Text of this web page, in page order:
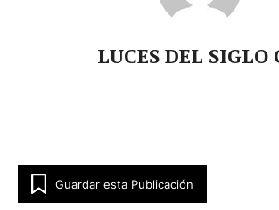
LUCES DEL SIGLO
Guardar esta Publicación